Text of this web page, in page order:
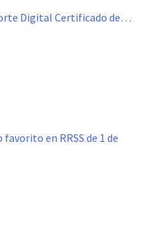
Digital Certificado de…
en RRSS de 1 de